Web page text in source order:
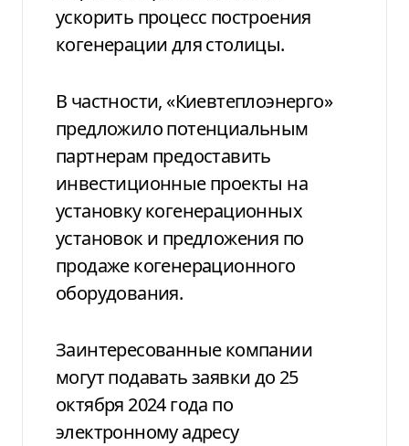
ускорить процесс построения
когенерации для столицы.
В частности, «Киевтеплоэнерго»
предложило потенциальным
партнерам предоставить
инвестиционные проекты на
установку когенерационных
установок и предложения по
продаже когенерационного
оборудования.
Заинтересованные компании
могут подавать заявки до 25
октября 2024 года по
электронному адресу